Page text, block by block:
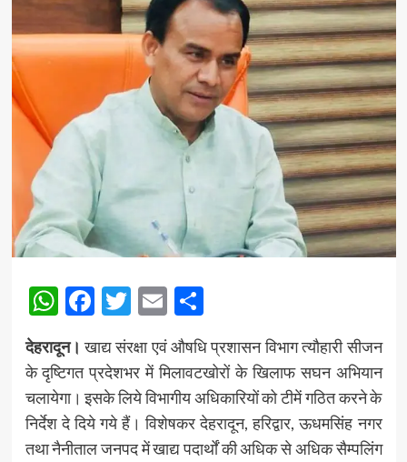
WhatsApp
Facebook
Twitter
EmailShare
देहरादून।खाद्य संरक्षा एवं औषधि प्रशासन विभाग त्यौहारी सीजन
के दृष्टिगत प्रदेशभर में मिलावटखोरों के खिलाफ सघन अभियान
चलायेगा। इसके लिये विभागीय अधिकारियों को टीमें गठित करने के
निर्देश दे दिये गये हैं। विशेषकर देहरादून, हरिद्वार, ऊधमसिंह नगर
तथा नैनीताल जनपद में खाद्य पदार्थों की अधिक से अधिक सैम्पलिंग